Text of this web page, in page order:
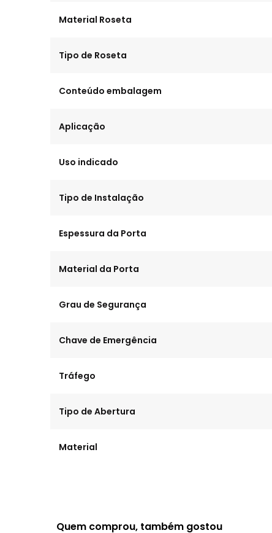
Material Roseta
Tipo de Roseta
Conteúdo embalagem
Aplicação
Uso indicado
Tipo de Instalação
Espessura da Porta
Material da Porta
Grau de Segurança
Chave de Emergência
Tráfego
Tipo de Abertura
Material
Quem comprou, também gostou